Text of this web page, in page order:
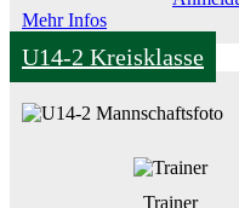
Mehr Infos
U14-2 Kreisklasse
Trainer